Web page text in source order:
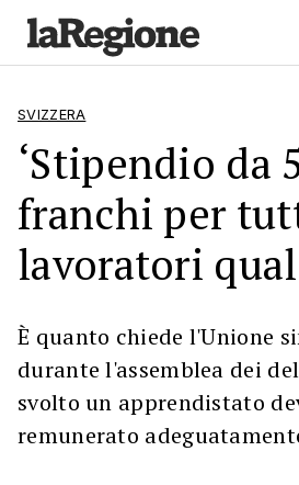
SVIZZERA
‘Stipendio da
franchi per
lavoratori
È quanto chiede l'Unione
durante l'assemblea dei
svolto un apprendistato
remunerato